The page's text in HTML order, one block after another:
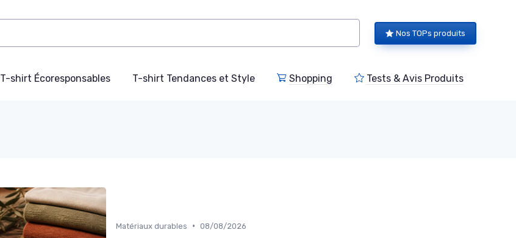
Nos TOPs produits
T-shirt Écoresponsables T-shirt Tendances et Style Shopping Tests & Avis Produits
Matériaux durables • 08/08/2026